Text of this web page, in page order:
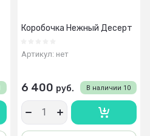
Коробочка Нежный Десерт
Артикул: нет
В наличии 10
6 400 руб.